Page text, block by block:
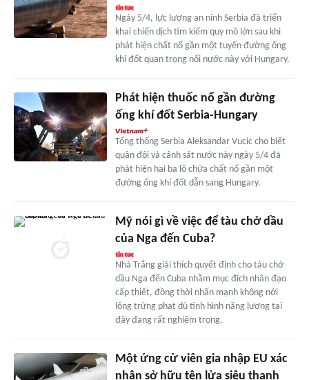
Ngày 5/4, lực lượng an ninh Serbia đã triển
khai chiến dịch tìm kiếm quy mô lớn sau khi
phát hiện chất nổ gần một tuyến đường ống
khí đốt quan trọng nối nước này với Hungary.
Phát hiện thuốc nổ gần đường
ống khí đốt Serbia-Hungary
Tổng thống Serbia Aleksandar Vucic cho biết
quân đội và cảnh sát nước này ngày 5/4 đã
phát hiện hai ba lô chứa chất nổ gần một
đường ống khí đốt dẫn sang Hungary.
Mỹ nói gì về việc để tàu chở dầu
của Nga đến Cuba?
Nhà Trắng giải thích quyết định cho tàu chở
dầu Nga đến Cuba nhằm mục đích nhân đạo
cấp thiết, đồng thời nhấn mạnh không nới
lỏng trừng phạt dù tình hình năng lượng tại
đây đang rất nghiêm trọng.
Một ứng cử viên gia nhập EU xác
nhận sở hữu tên lửa siêu thanh